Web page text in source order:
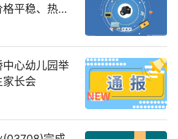
平稳、热轧
心幼儿园举
家长会